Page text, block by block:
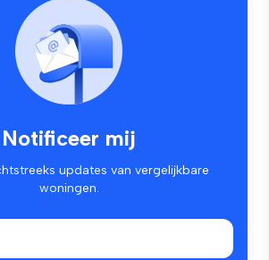
Notificeer mij
updates van vergelijkbare
woningen.